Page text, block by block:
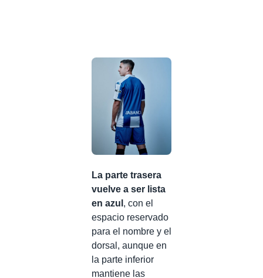
La parte trasera
vuelve a ser lista
en azul , con el
espacio reservado
para el nombre y el
dorsal, aunque en
la parte inferior
mantiene las